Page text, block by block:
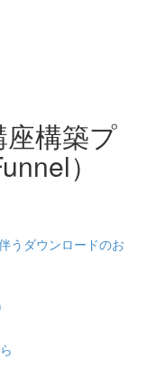
構築プ
）
うダウンロードのお